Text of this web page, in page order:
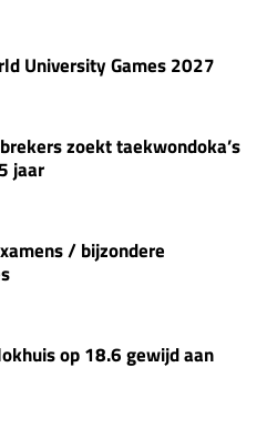
University Games 2027
zoekt taekwondoka’s
jaar
/ bijzondere
op 18.6 gewijd aan